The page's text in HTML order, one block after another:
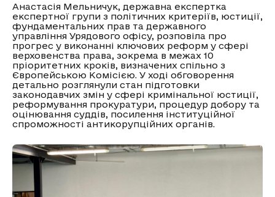
Анастасія Мельничук, державна експертка
експертної групи з політичних критеріїв, юстиції,
фундаментальних прав та державного
управління Урядового офісу, розповіла про
прогрес у виконанні ключових реформ у сфері
верховенства права, зокрема в межах 10
пріоритетних кроків, визначених спільно з
Європейською Комісією. У ході обговорення
детально розглянули стан підготовки
законодавчих змін у сфері кримінальної юстиції,
реформування прокуратури, процедур добору та
оцінювання суддів, посилення інституційної
спроможності антикорупційних органів.